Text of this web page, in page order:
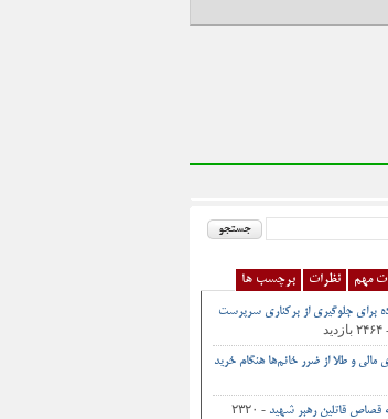
مهم نظرات برچسب ها
برای جلوگیری از برکناری سرپرست
و طلا از ضرر خانم‌ها هنگام خرید
قصاص قاتلین رهبر شهید
- ۲۳۲۰